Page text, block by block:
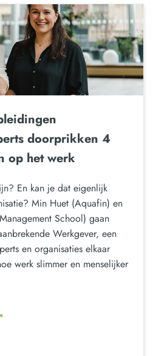
doorprikken 4
op het werk
En kan je dat eigenlijk
Min Huet (Aquafin) en
School) gaan
Werkgever, een
en organisaties elkaar
werk slimmer en menselijker